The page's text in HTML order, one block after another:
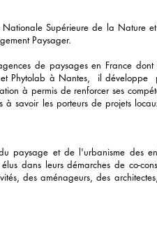
Supérieure de la Nature
Paysager.
de paysages en France
et Phytolab à Nantes, il
à permis de renforcer ses
savoir les porteurs de projets
paysage et de l'urbanisme des
dans leurs démarches de co-
des aménageurs, des